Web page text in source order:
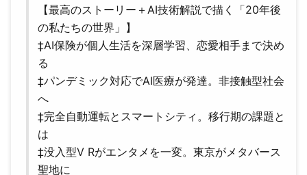
【最高のストーリー＋AI技術解説で描く「20年後
の私たちの世界」】
‡AI保険が個人生活を深層学習、恋愛相手まで決め
る
‡パンデミック対応でAI医療が発達。非接触型社会
へ
‡完全自動運転とスマートシティ。移行期の課題と
は
‡没入型V Rがエンタメを一変。東京がメタバース
聖地に